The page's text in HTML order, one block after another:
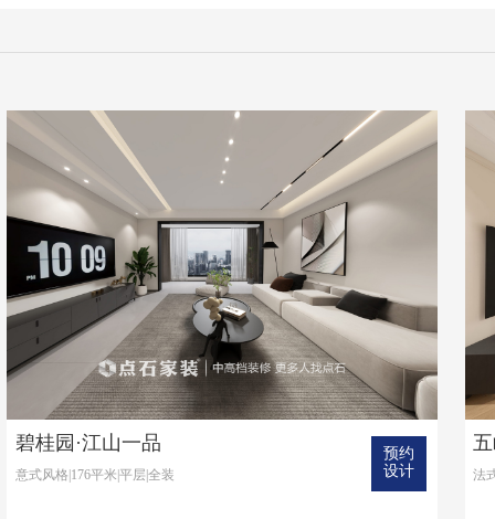
预约
设计
碧桂园·江山一品
意式风格|176平米|平层|全装 法